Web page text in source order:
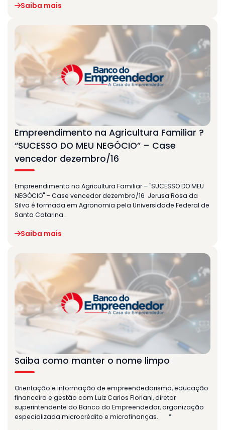
Saiba mais
Empreendimento na Agricultura Familiar ?
“SUCESSO DO MEU NEGÓCIO” – Case
vencedor dezembro/16
Empreendimento na Agricultura Familiar – "SUCESSO DO MEU
NEGÓCIO" – Case vencedor dezembro/16 Jerusa Rosa da
Silva é formada em Agronomia pela Universidade Federal de
Santa Catarina…
Saiba mais
Saiba como manter o nome limpo
Orientação e informação de empreendedorismo, educação
financeira e gestão com Luiz Carlos Floriani, diretor
superintendente do Banco do Empreendedor, organização
especializada microcrédito e microfinanças. “